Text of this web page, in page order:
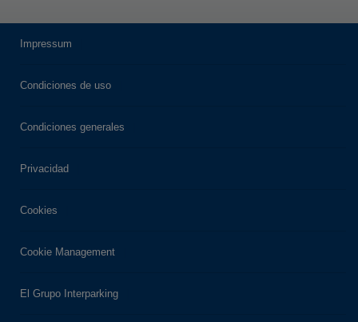
Impressum
Condiciones de uso
Condiciones generales
Privacidad
Cookies
Cookie Management
El Grupo Interparking